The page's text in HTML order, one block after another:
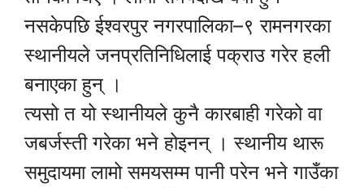
नसकेपछि ईश्वरपुर नगरपालिका–९ रामनगरका
स्थानीयले जनप्रतिनिधिलाई पक्राउ गरेर हली
बनाएका हुन् ।
त्यसो त यो स्थानीयले कुनै कारबाही गरेको वा
जबर्जस्ती गरेका भने होइनन् । स्थानीय थारू
समुदायमा लामो समयसम्म पानी परेन भने गाउँका